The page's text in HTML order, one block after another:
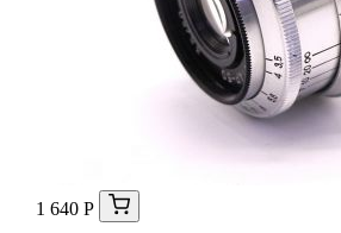
1 640 Р